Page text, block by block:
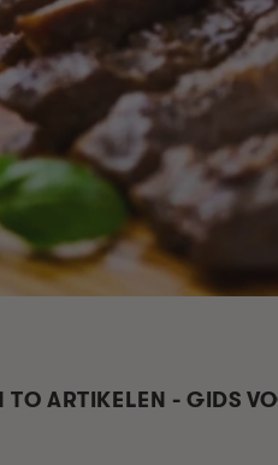
TO ARTIKELEN - GIDS